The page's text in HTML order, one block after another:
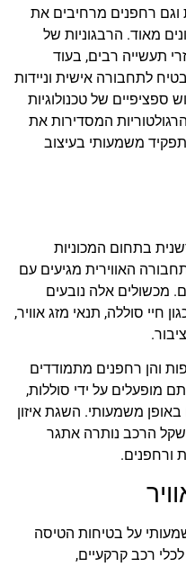
וגם רחפנים מרחיבים את
מאוד. הרבגוניות של
תעשייה רבים, בעוד
לתחבורה אישית וניידות
ספציפיים של טכנולוגיות
המסדירות את
משמעותי בעיצוב
בתחום המכוניות
האווירית מגיעים עם
מכשולים אלה נובעים
חיי סוללה, תנאי מזג אוויר,
והן רחפנים מתמודדים
מופעלים על ידי סוללות,
משמעותי. השגת איזון
הרכב נותרה אתגר
ורחפנים.
על בטיחות הטיסה
לכלי רכב קרקעיים,